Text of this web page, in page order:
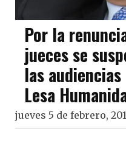
Por la
jueces se
las
Lesa
jueves 5 de febrero,